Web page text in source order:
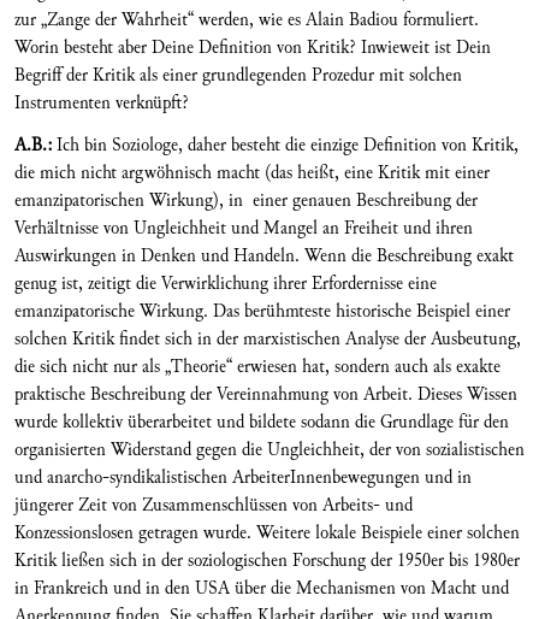
zur „Zange der Wahrheit“ werden, wie es Alain Badiou formuliert.
Worin besteht aber Deine Definition von Kritik? Inwieweit ist Dein
Begriff der Kritik als einer grundlegenden Prozedur mit solchen
Instrumenten verknüpft?
A.B.:Ich bin Soziologe, daher besteht die einzige Definition von Kritik,
die mich nicht argwöhnisch macht (das heißt, eine Kritik mit einer
emanzipatorischen Wirkung), in einer genauen Beschreibung der
Verhältnisse von Ungleichheit und Mangel an Freiheit und ihren
Auswirkungen in Denken und Handeln. Wenn die Beschreibung exakt
genug ist, zeitigt die Verwirklichung ihrer Erfordernisse eine
emanzipatorische Wirkung. Das berühmteste historische Beispiel einer
solchen Kritik findet sich in der marxistischen Analyse der Ausbeutung,
die sich nicht nur als „Theorie“ erwiesen hat, sondern auch als exakte
praktische Beschreibung der Vereinnahmung von Arbeit. Dieses Wissen
wurde kollektiv überarbeitet und bildete sodann die Grundlage für den
organisierten Widerstand gegen die Ungleichheit, der von sozialistischen
und anarcho-syndikalistischen ArbeiterInnenbewegungen und in
jüngerer Zeit von Zusammenschlüssen von Arbeits- und
Konzessionslosen getragen wurde. Weitere lokale Beispiele einer solchen
Kritik ließen sich in der soziologischen Forschung der 1950er bis 1980er
in Frankreich und in den USA über die Mechanismen von Macht und